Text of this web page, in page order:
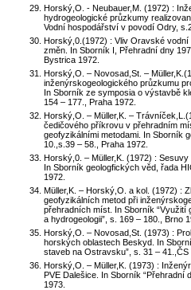
Horský,O. - Neubauer,M. (1972) :
hydrogeologické průzkumy
Vodní hospodářství v povodí Odry,
Horský,0.(1972) : Vliv Oravské
změn. In Sborník I, Přehradní dny
Bystrica 1972.
Horský,O. – Novosad,St. –
inženýrskogeologického průzkumu
In Sborník ze symposia o výstavbě
154 – 177., Praha 1972.
Horský,O. – Müller,K. –
čedičového příkrovu v přehradním
geofyzikálními metodami. In Sborník
10.,s.39 – 58., Praha 1972.
Horský,0. – Müller,K. (1972) :
In Sborník geologfických věd, řada
1972.
Müller,K. – Horský,O. a kol. (1972) :
geofyzikálních metod při
přehradních míst. In Sborník “Využití
a hydrogeologii”, s. 169 – 180., Brno
Horský,O. – Novosad,St. (1973) :
horských oblastech Beskyd. In
staveb na Ostravsku”, s. 31 – 41.,ČS
Horský,O. – Müller,K. (1973) :
PVE Dalešice. In Sborník “Přehradní
1973.